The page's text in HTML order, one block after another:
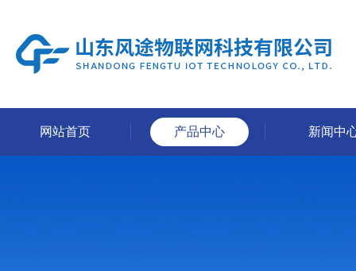
网站首页 产品中心 新闻中